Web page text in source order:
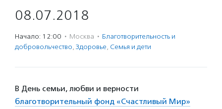
08.07.2018
Начало: 12:00 · Москва · Благотвори­тель­ность и
доброволь­чест­во, Здоровье, Семья и дети
В День семьи, любви и верности
благотворительный фонд «Счастливый Мир»